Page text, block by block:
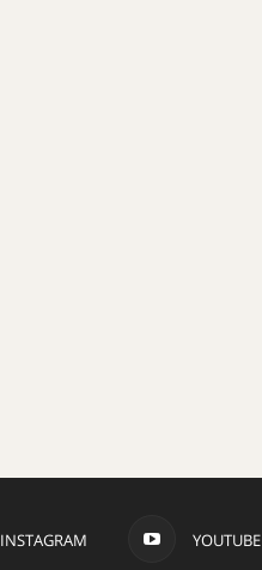
INSTAGRAM YOUTUBE